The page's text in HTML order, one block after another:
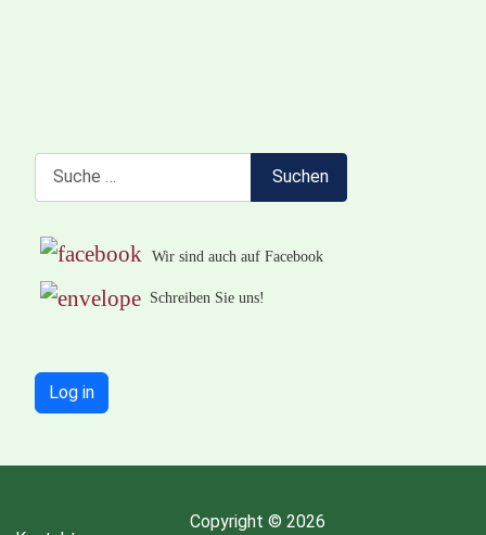
Suchen
Wir sind auch auf Facebook
Schreiben Sie uns!
Log in
Copyright © 2026